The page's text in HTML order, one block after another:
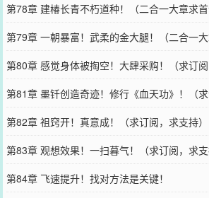
第78章 建椿长青不朽道种！（二合一大章求首
第79章 一朝暴富！武柔的金大腿！（二合一大
第80章 感觉身体被掏空！大肆采购！（求订阅
第81章 墨钎创造奇迹！修行《血天功》！（求
第82章 祖窍开！真意成！（求订阅，求支持）
第83章 观想效果！一扫暮气！（求订阅，求支
第84章 飞速提升！找对方法是关键！